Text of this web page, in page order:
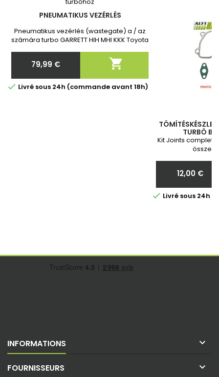
PNEUMATIKUS VEZÉRLÉS
Pneumatikus vezérlés (wastegate) a / az
számára turbo GARRETT HIH MHI KKK Toyota
Megrendelés után kérjük, adja meg
nekünk a turbó pontos cikkszámát!
Ár
79,99 € 
 Livré sous 24h (commande avant 18h)
TURBÓ
Kit Joints
Ár
12,00 €
 Livré sous 24h
INFORMATIONS 
FOURNISSEURS 